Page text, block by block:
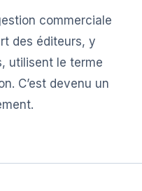
commerciale
des éditeurs, y
utilisent le terme
C’est devenu un